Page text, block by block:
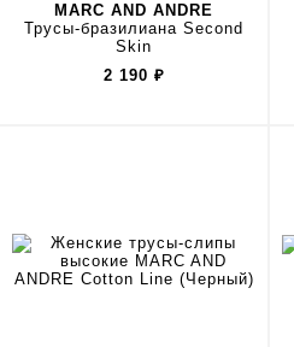
MARC AND ANDRE
Трусы-бразилиана Second
Skin
2 190 ₽